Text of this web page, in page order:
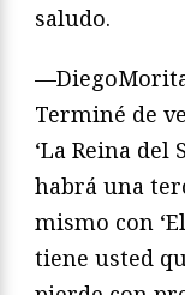
saludo.
Terminé de
‘La Reina
habrá una
mismo con
tiene usted